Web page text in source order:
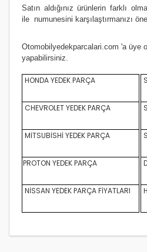
Satın aldığınız ürünlerin farklı
ile numunesini karşılaştırmanızı
Otomobilyedekparcalari.com 'a üye
yapabilirsiniz.
HONDA YEDEK PARÇA
CHEVROLET YEDEK PARÇA
MİTSUBİSHİ YEDEK PARÇA
PROTON YEDEK PARÇA
NİSSAN YEDEK PARÇA FİYATLARI